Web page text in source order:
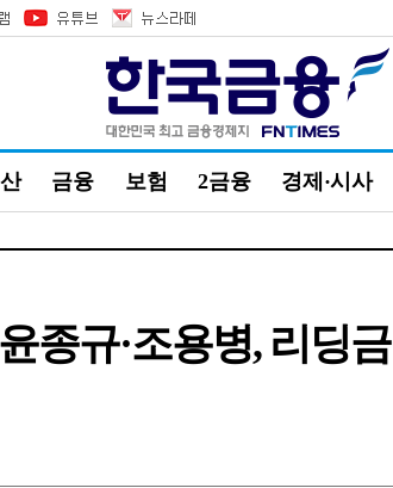
금융 보험 2금융 경제·시사
종규·조용병, 리딩